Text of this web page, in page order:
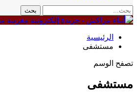
الرئيسية
مستشفى
تصفح الوسم
مستشفى